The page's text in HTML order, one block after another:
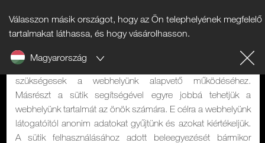
Válasszon másik országot, hogy az Ön telephelyének megfelelő
tartalmakat láthassa, és hogy vásárolhasson.
Magyarország
Tájékoztató a sütikről
A weboldalunk sütiket használ. Két feladatuk van: Egyrészt
szükségesek a webhelyünk alapvető működéséhez.
Másrészt a sütik segítségével egyre jobbá tehetjük a
webhelyünk tartalmát az önök számára. E célra a webhelyünk
látogatóitól anonim adatokat gyűjtünk és azokat kiértékeljük.
A sütik felhasználásához adott beleegyezését bármikor